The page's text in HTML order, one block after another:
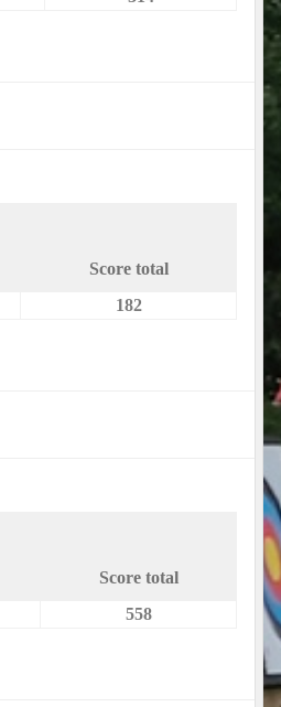
Score total
182
Score total
558